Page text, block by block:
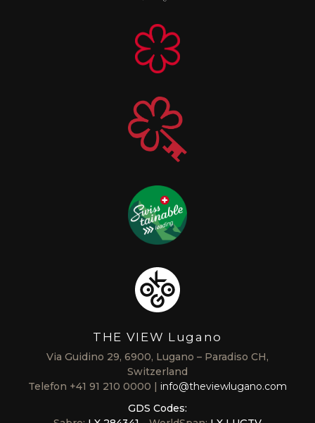
THE VIEW Lugano
Via Guidino 29, 6900, Lugano – Paradiso CH,
Switzerland
Telefon +41 91 210 0000
info@theviewlugano.com
GDS Codes: